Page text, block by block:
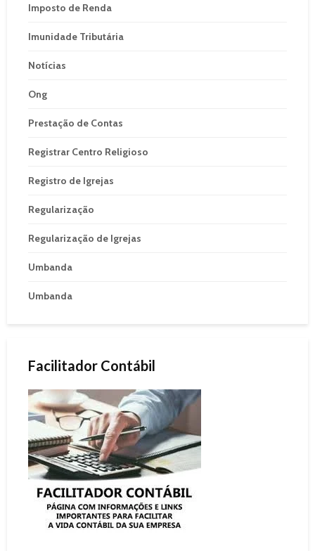
Imposto de Renda
Imunidade Tributária
Notícias
Ong
Prestação de Contas
Registrar Centro Religioso
Registro de Igrejas
Regularização
Regularização de Igrejas
Umbanda
Umbanda
Facilitador Contábil